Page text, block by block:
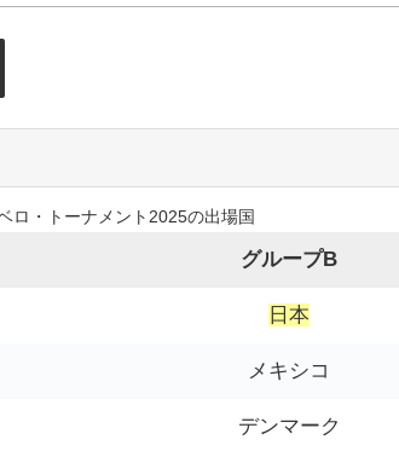
ロ・トーナメント2025の出場国
グループB
日本
メキシコ
デンマーク